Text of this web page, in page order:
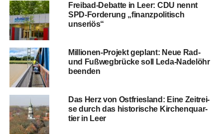
Frei­bad-Debat­te in Leer: CDU nennt
SPD-For­de­rung „finanz­po­li­tisch
unseriös“
Mil­lio­nen-Pro­jekt geplant: Neue Rad-
und Fuß­weg­brü­cke soll Leda-Nadel­öhr
beenden
Das Herz von Ost­fries­land: Eine Zeit­rei­
se durch das his­to­ri­sche Kir­chen­quar­
tier in Leer